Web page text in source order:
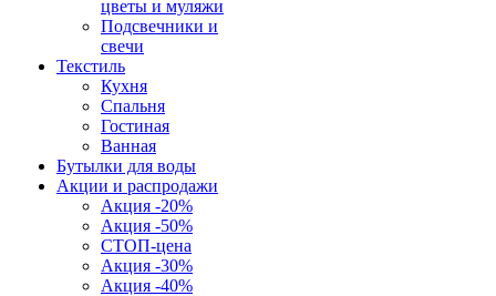
цветы и муляжи
Подсвечники и
свечи
Текстиль
Кухня
Спальня
Гостиная
Ванная
Бутылки для воды
Акции и распродажи
Акция -20%
Акция -50%
СТОП-цена
Акция -30%
Акция -40%